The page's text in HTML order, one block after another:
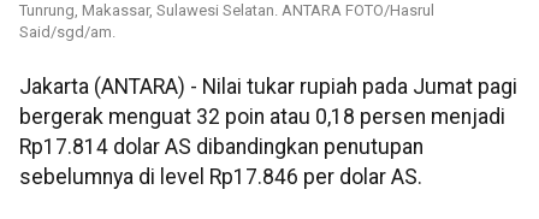
Tunrung, Makassar, Sulawesi Selatan. ANTARA FOTO/Hasrul
Said/sgd/am.
Jakarta (ANTARA) - Nilai tukar rupiah pada Jumat pagi
bergerak menguat 32 poin atau 0,18 persen menjadi
Rp17.814 dolar AS dibandingkan penutupan
sebelumnya di level Rp17.846 per dolar AS.